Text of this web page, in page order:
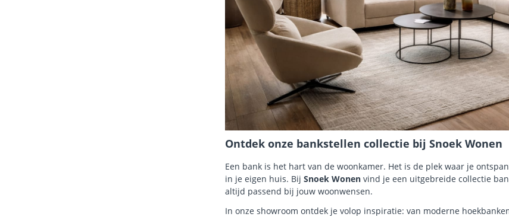
Ontdek onze bankstellen collectie bij Snoek Wonen
Een bank is het hart van de woonkamer. Het is de plek waar je
in je eigen huis. BijSnoek Wonen vind je een uitgebreide collectie
altijd passend bij jouw woonwensen.
In onze showroom ontdek je volop inspiratie: van moderne